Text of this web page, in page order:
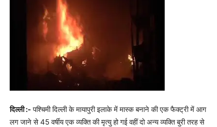
दिल्ली :- पश्चिमी दिल्ली के मायापुरी इलाके में मास्क बनाने की एक फैक्ट्री में आग
लग जाने से 45 वर्षीय एक व्यक्ति की मृत्यु हो गई वहीं दो अन्य व्यक्ति बुरी तरह से